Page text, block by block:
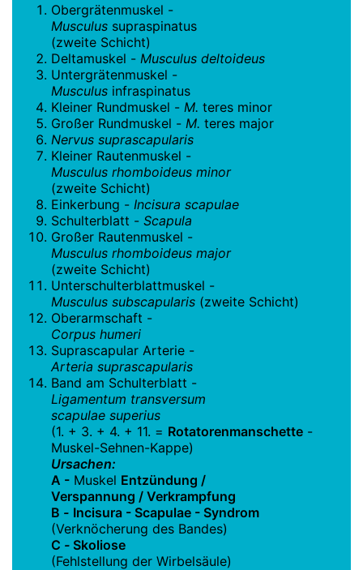
Obergrätenmuskel -
Musculus supraspinatus
(zweite Schicht)
Deltamuskel - Musculus deltoideus
Untergrätenmuskel -
Musculus infraspinatus
Kleiner Rundmuskel - M. teres minor
Großer Rundmuskel - M. teres major
Nervus suprascapularis
Kleiner Rautenmuskel -
Musculus rhomboideus minor
(zweite Schicht)
Einkerbung - Incisura scapulae
Schulterblatt - Scapula
Großer Rautenmuskel -
Musculus rhomboideus major
(zweite Schicht)
Unterschulterblattmuskel -
Musculus subscapularis (zweite Schicht)
Oberarmschaft -
Corpus humeri
Suprascapular Arterie -
Arteria suprascapularis
Band am Schulterblatt -
Ligamentum transversum
scapulae superius
(1. + 3. + 4. + 11. = Rotatorenmanschette -
Muskel-Sehnen-Kappe)
Ursachen:
A - Muskel Entzündung /
Verspannung / Verkrampfung
B - Incisura - Scapulae - Syndrom
(Verknöcherung des Bandes)
C - Skoliose
(Fehlstellung der Wirbelsäule)